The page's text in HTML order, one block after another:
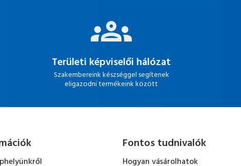
Területi képviselői hálózat
Szakembereink készséggel segítenek
eligazodni termékeink között
Fontos tudnivalók
Hogyan vásárolhatok